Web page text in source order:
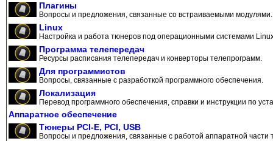
Плагины
Вопросы и предложения, связанные со встраиваемыми модулями.
Linux
Настройка и работа тюнеров под операционными системами
Программа телепередач
Ресурсы расписания телепередач и конверторы телепрограмм.
Для программистов
Вопросы, связанные с разработкой программного обеспечения.
Локализация
Перевод программного обеспечения, справки и инструкции по
Аппаратное обеспечение
Тюнеры PCI-E, PCI, USB
Вопросы и предложения, связанные с работой аппаратной части